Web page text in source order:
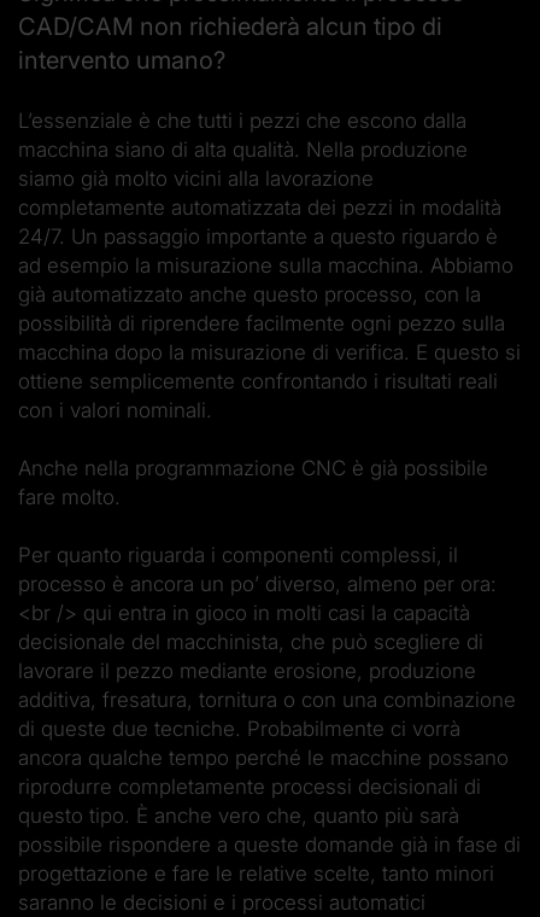
CAD/CAM non richiederà alcun tipo di
intervento umano?
L’essenziale è che tutti i pezzi che escono dalla
macchina siano di alta qualità. Nella produzione
siamo già molto vicini alla lavorazione
completamente automatizzata dei pezzi in modalità
24/7. Un passaggio importante a questo riguardo è
ad esempio la misurazione sulla macchina. Abbiamo
già automatizzato anche questo processo, con la
possibilità di riprendere facilmente ogni pezzo sulla
macchina dopo la misurazione di verifica. E questo si
ottiene semplicemente confrontando i risultati reali
con i valori nominali.
Anche nella programmazione CNC è già possibile
fare molto.
Per quanto riguarda i componenti complessi, il
processo è ancora un po’ diverso, almeno per ora:
<br /> qui entra in gioco in molti casi la capacità
decisionale del macchinista, che può scegliere di
lavorare il pezzo mediante erosione, produzione
additiva, fresatura, tornitura o con una combinazione
di queste due tecniche. Probabilmente ci vorrà
ancora qualche tempo perché le macchine possano
riprodurre completamente processi decisionali di
questo tipo. È anche vero che, quanto più sarà
possibile rispondere a queste domande già in fase di
progettazione e fare le relative scelte, tanto minori
saranno le decisioni e i processi automatici